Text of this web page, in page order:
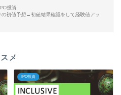
投資
初値予想→初値結果確認をして経験値アッ
メ
IPO投資